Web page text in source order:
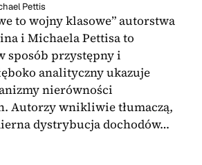
Pettis
to wojny klasowe” autorstwa
i Michaela Pettisa to
sposób przystępny i
analityczny ukazuje
nierówności
Autorzy wnikliwie tłumaczą,
dystrybucja dochodów…